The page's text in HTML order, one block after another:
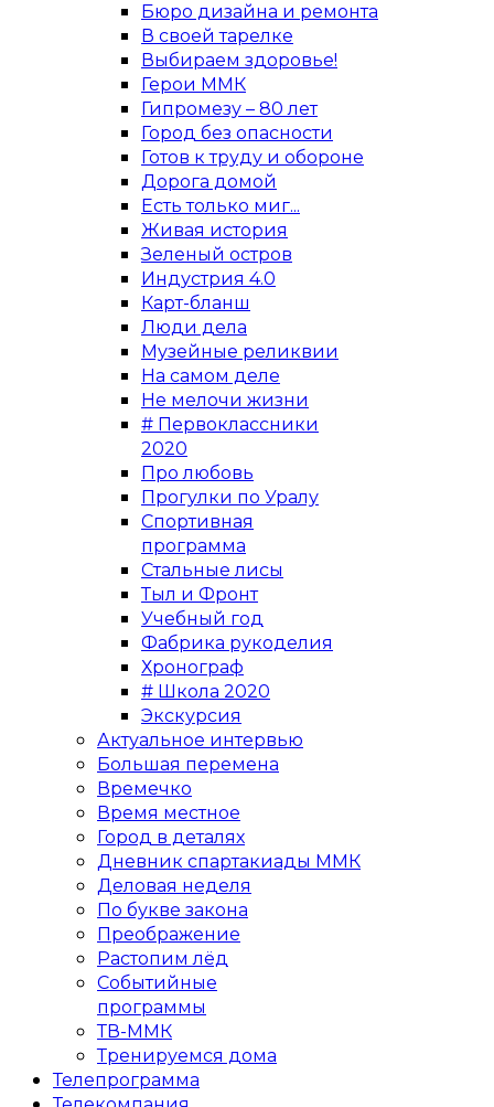
Бюро дизайна и ремонта
В своей тарелке
Выбираем здоровье!
Герои ММК
Гипромезу – 80 лет
Город без опасности
Готов к труду и обороне
Дорога домой
Есть только миг...
Живая история
Зеленый остров
Индустрия 4.0
Карт-бланш
Люди дела
Музейные реликвии
На самом деле
Не мелочи жизни
# Первоклассники
2020
Про любовь
Прогулки по Уралу
Спортивная
программа
Стальные лисы
Тыл и Фронт
Учебный год
Фабрика рукоделия
Хронограф
# Школа 2020
Экскурсия
Актуальное интервью
Большая перемена
Времечко
Время местное
Город в деталях
Дневник спартакиады ММК
Деловая неделя
По букве закона
Преображение
Растопим лёд
Событийные
программы
ТВ-ММК
Тренируемся дома
Телепрограмма